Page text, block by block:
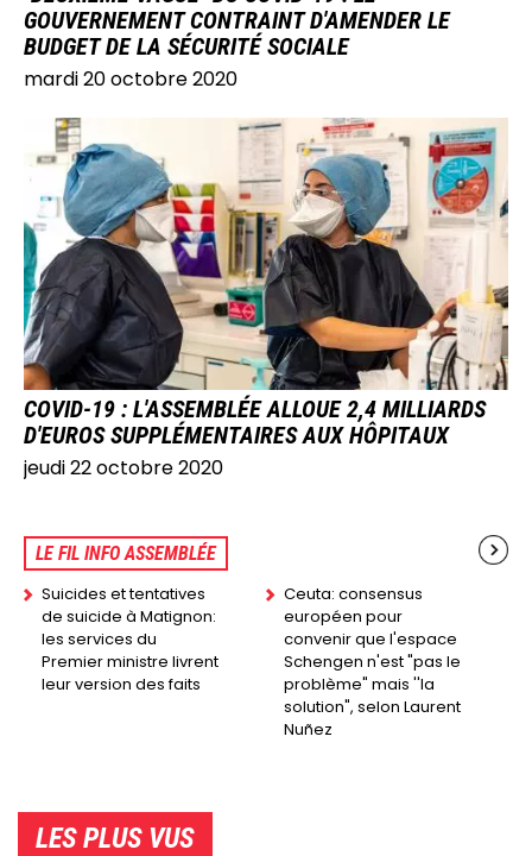
GOUVERNEMENT CONTRAINT D'AMENDER LE
BUDGET DE LA SÉCURITÉ SOCIALE
mardi 20 octobre 2020
IMAGE
COVID-19 : L'ASSEMBLÉE ALLOUE 2,4 MILLIARDS
D'EUROS SUPPLÉMENTAIRES AUX HÔPITAUX
jeudi 22 octobre 2020
LE FIL INFO ASSEMBLÉE
Suicides et tentatives
de suicide à Matignon:
les services du
Premier ministre livrent
leur version des faits
Ceuta: consensus
européen pour
convenir que l'espace
Schengen n'est "pas le
problème" mais ''la
solution", selon Laurent
Nuñez
LES PLUS VUS